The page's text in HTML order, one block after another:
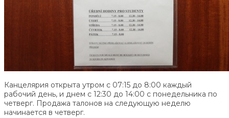
Канцелярия открыта утром с 07:15 до 8:00 каждый
рабочий день, и днем с 12:30 до 14:00 с понедельника по
четверг. Продажа талонов на следующую неделю
начинается в четверг.